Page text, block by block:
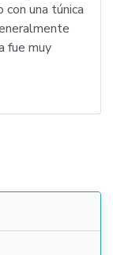
con una túnica
fue muy